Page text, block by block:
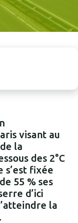
visant au
la
des 2°C
s’est fixée
55 % ses
d’ici
la